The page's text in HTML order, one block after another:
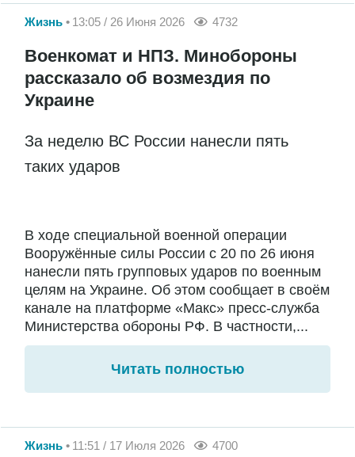
Жизнь 13:05 / 26 Июня 2026 4732
Военкомат и НПЗ. Минобороны
рассказало об возмездия по
Украине
За неделю ВС России нанесли пять
таких ударов
В ходе специальной военной операции
Вооружённые силы России с 20 по 26 июня
нанесли пять групповых ударов по военным
целям на Украине. Об этом сообщает в своём
канале на платформе «Макс» пресс-служба
Министерства обороны РФ. В частности,...
Читать полностью
Жизнь 11:51 / 17 Июля 2026 4700